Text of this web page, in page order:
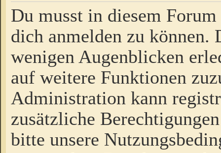
Du musst in diesem
dich anmelden zu
wenigen Augenblicken
auf weitere Funktionen
Administration kann
zusätzliche
bitte unsere